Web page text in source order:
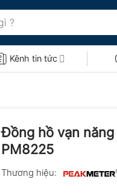
Kênh tin tức
Đồng hồ vạn
PM8225
Thương hiệu: